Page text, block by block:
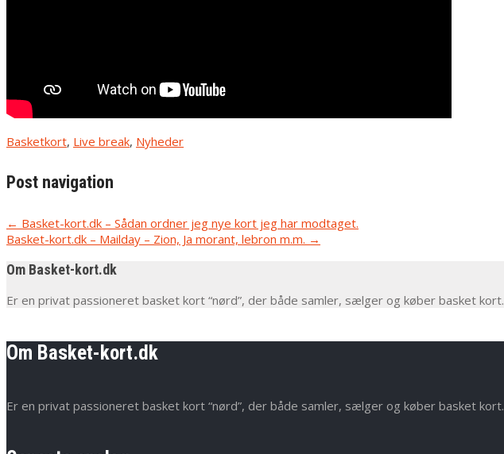
Basketkort, Live break, Nyheder
Post navigation
← Basket-kort.dk – Sådan ordner jeg nye kort jeg har modtaget.
Basket-kort.dk – Mailday – Zion, Ja morant, lebron m.m. →
Om Basket-kort.dk
Er en privat passioneret basket kort “nørd”, der både samler, sælger og køber basket kort.
Om Basket-kort.dk
Er en privat passioneret basket kort “nørd”, der både samler, sælger og køber basket kort.